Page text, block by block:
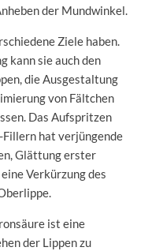
der Mundwinkel.
Ziele haben.
kann sie auch den
die Ausgestaltung
von Fältchen
Das Aufspritzen
hat verjüngende
Glättung erster
Verkürzung des
ist eine
der Lippen zu